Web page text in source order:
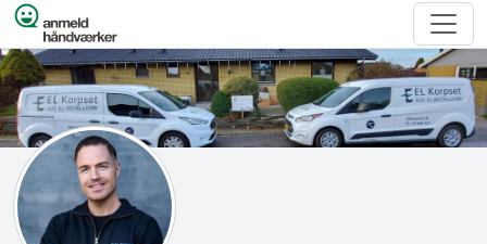
Spring til indhold